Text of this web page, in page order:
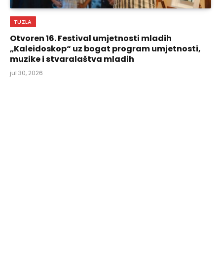
TUZLA
Otvoren 16. Festival umjetnosti mladih
„Kaleidoskop“ uz bogat program umjetnosti,
muzike i stvaralaštva mladih
jul 30, 2026